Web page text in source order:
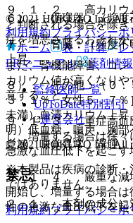
９．１．２． 高カリウ
と判断される場合を除
症を増悪させるおそれが
また、腎機能障害、コ
カリウム値が高くなり
意すること。
９．１．３． 重症高血
し、増量する場合は徐
急激な血圧低下を起こす
９．１．４． 厳重な減
開始し、増量する場合
性の急激な血圧低下を
６）． 循環器：（頻度
７）． 腎臓：（頻度不
上昇。
８）． その他：（０．
３．１％、女性５．７
未満）血清カリウム上
明）低血糖、嗄声、胸
怠感、味覚異常、浮腫。
禁忌
２．１． 本剤の成分に
© 2021 HOKUTO Inc. All
利用規約プライバシーポ
ホーム
表・計算 レ
ERマニュアル
薬剤情報
監修医師一覧
UpToDate特別割引
運営会社
© 2021 HOKUTO Inc. All
※本製品は疾病の診断・
ではありません。
利用規約プライバシーポ